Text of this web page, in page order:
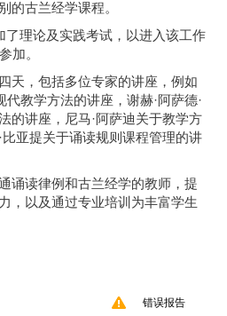
的古兰经学课程。
了理论及实践考试，以进入该工作
加。
天，包括多位专家的讲座，例如
代教学方法的讲座，谢赫·阿萨德·
的讲座，尼马·阿萨迪关于教学方
亚提关于诵读规则课程管理的讲
诵读律例和古兰经学的教师，提
，以及通过专业培训为丰富学生
错误报告